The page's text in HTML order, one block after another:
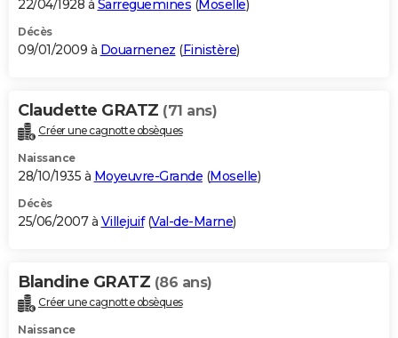
22/04/1928 à Sarreguemines (Moselle)
Décès
09/01/2009 à Douarnenez (Finistère)
Claudette GRATZ (71 ans)
Créer une cagnotte obsèques
Naissance
28/10/1935 à Moyeuvre-Grande (Moselle)
Décès
25/06/2007 à Villejuif(Val-de-Marne)
Blandine GRATZ (86 ans)
Créer une cagnotte obsèques
Naissance